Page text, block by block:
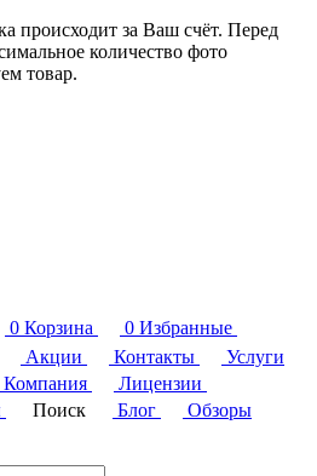
происходит за Ваш счёт. Перед
количество фото
товар.
0 Корзина 0 Избранные
Акции Контакты
Услуги
Компания
Лицензии
Поиск Блог
Обзоры